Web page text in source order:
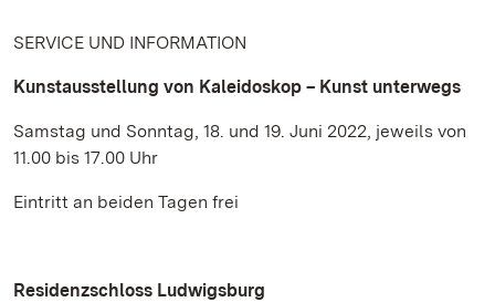
SERVICE UND INFORMATION
Kunstausstellung von Kaleidoskop – Kunst unterwegs
Samstag und Sonntag, 18. und 19. Juni 2022, jeweils von
11.00 bis 17.00 Uhr
Eintritt an beiden Tagen frei
Residenzschloss Ludwigsburg